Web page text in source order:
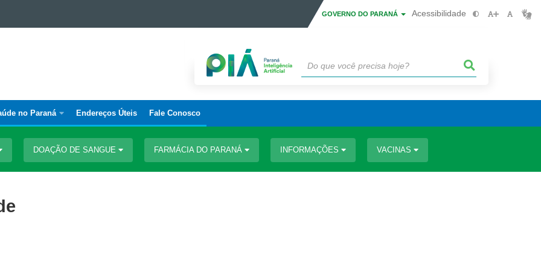
GOVERNO DO PARANÁ Acessibilidade
no Paraná Endereços Úteis Fale Conosco
DOAÇÃO DE SANGUE FARMÁCIA DO PARANÁ INFORMAÇÕES VACINAS